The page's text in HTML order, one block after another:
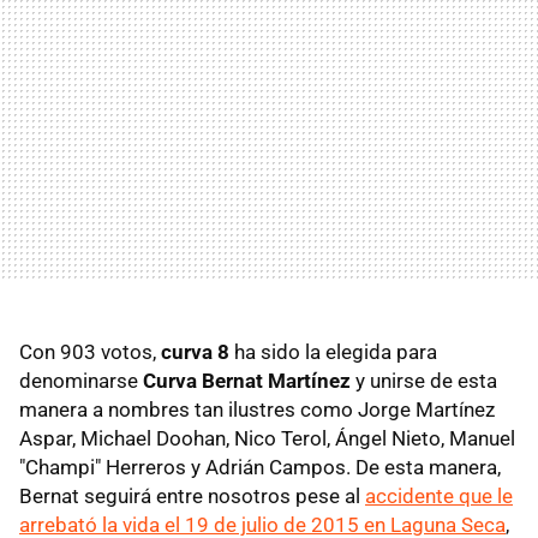
Con 903 votos, curva 8 ha sido la elegida para
denominarse Curva Bernat Martínez y unirse de esta
manera a nombres tan ilustres como Jorge Martínez
Aspar, Michael Doohan, Nico Terol, Ángel Nieto, Manuel
"Champi" Herreros y Adrián Campos. De esta manera,
Bernat seguirá entre nosotros pese al accidente que le
arrebató la vida el 19 de julio de 2015 en Laguna Seca,